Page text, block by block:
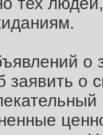
о
заявить о